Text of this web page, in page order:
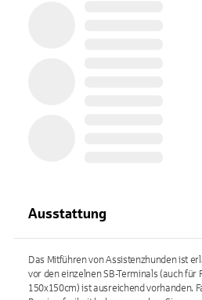
Ausstattung
Das Mitführen von Assistenzhunden ist
vor den einzelnen SB-Terminals (auch für
150x150cm) ist ausreichend vorhanden.